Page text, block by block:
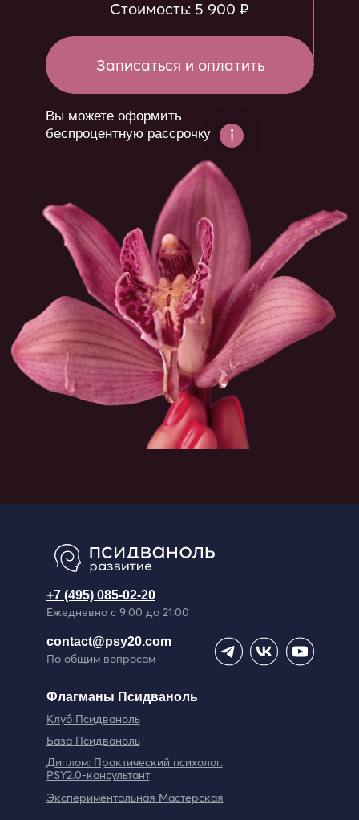
Флагманы Псидваноль
Клуб Псидваноль
Диплом: Практический психолог.
PSY2.0-консультант
База Псидваноль
Экспериментальная Мастерская
contact@psy20.com
+7 (495) 085-02-20
По общим вопросам
Ежедневно с 9:00 до 21:00